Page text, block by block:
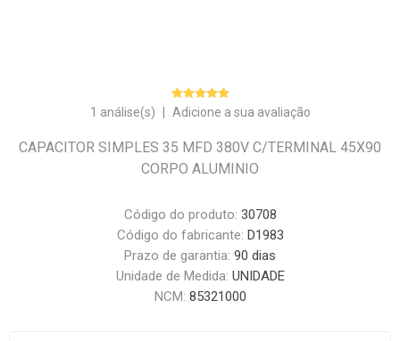
1 análise(s) Adicione a sua avaliação
CAPACITOR SIMPLES 35 MFD 380V C/TERMINAL 45X90
CORPO ALUMINIO
Código do produto: 30708
Código do fabricante: D1983
Prazo de garantia: 90 dias
Unidade de Medida: UNIDADE
NCM: 85321000